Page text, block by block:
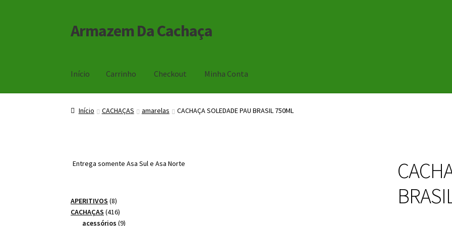
Pular
para
Pular
para
Armazem Da Cachaça
Início Carrinho Checkout Minha Conta
Início Carrinho Checkout Minha Conta
Início CACHAÇAS amarelas CACHAÇA SOLEDADE PAU BRASIL 750ML
Entrega somente Asa Sul e Asa Norte
APERITIVOS 88
produtos
CACHAÇAS 416416
produtos
acessórios 99